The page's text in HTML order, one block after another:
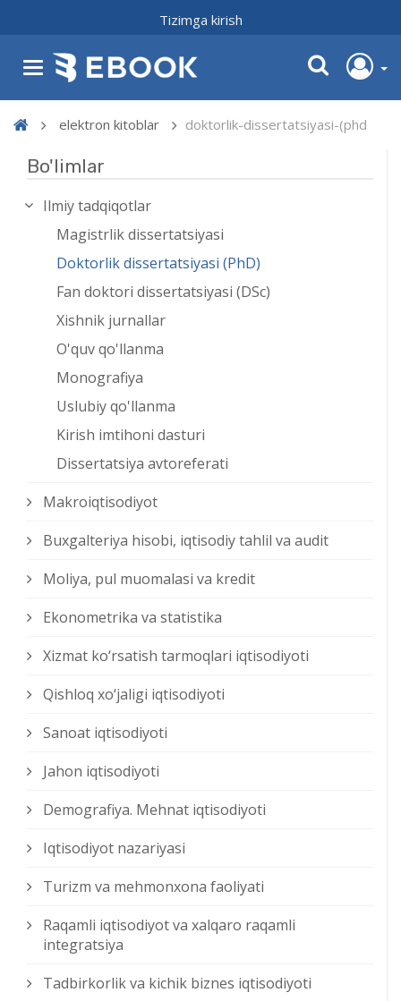
Tizimga kirish
elektron kitoblar doktorlik-dissertatsiyasi-(phd
Bo'limlar
Ilmiy tadqiqotlar
Magistrlik dissertatsiyasi
Doktorlik dissertatsiyasi (PhD)
Fan doktori dissertatsiyasi (DSc)
Xishnik jurnallar
O'quv qo'llanma
Monografiya
Uslubiy qo'llanma
Kirish imtihoni dasturi
Dissertatsiya avtoreferati
Makroiqtisodiyot
Buxgalteriya hisobi, iqtisodiy tahlil va audit
Moliya, pul muomalasi va kredit
Ekonometrika va statistika
Xizmat kо‘rsatish tarmoqlari iqtisodiyoti
Qishloq xо‘jaligi iqtisodiyoti
Sanoat iqtisodiyoti
Jahon iqtisodiyoti
Demografiya. Mehnat iqtisodiyoti
Iqtisodiyot nazariyasi
Turizm va mehmonxona faoliyati
Raqamli iqtisodiyot va xalqaro raqamli
integratsiya
Tadbirkorlik va kichik biznes iqtisodiyoti